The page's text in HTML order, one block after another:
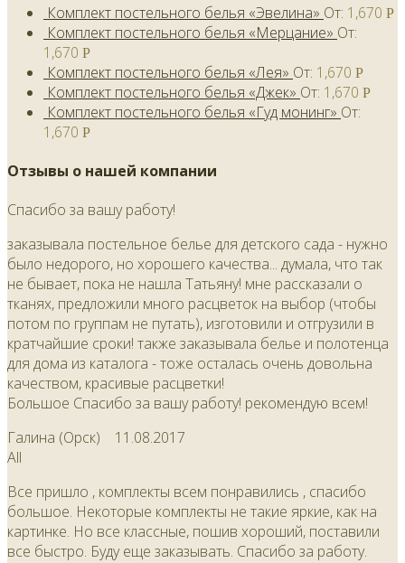
Комплект постельного белья «Эвелина» От: 1,670 Р
Комплект постельного белья «Мерцание» От:
1,670 Р
Комплект постельного белья «Лея» От: 1,670 Р
Комплект постельного белья «Джек» От: 1,670 Р
Комплект постельного белья «Гуд монинг» От:
1,670 Р
Отзывы о нашей компании
Спасибо за вашу работу!
заказывала постельное белье для детского сада - нужно
было недорого, но хорошего качества... думала, что так
не бывает, пока не нашла Татьяну! мне рассказали о
тканях, предложили много расцветок на выбор (чтобы
потом по группам не путать), изготовили и отгрузили в
кратчайшие сроки! также заказывала белье и полотенца
для дома из каталога - тоже осталась очень довольна
качеством, красивые расцветки!
Большое Спасибо за вашу работу! рекомендую всем!
Галина (Орск) 11.08.2017
All
Все пришло , комплекты всем понравились , спасибо
большое. Некоторые комплекты не такие яркие, как на
картинке. Но все классные, пошив хороший, поставили
все быстро. Буду еще заказывать. Спасибо за работу.